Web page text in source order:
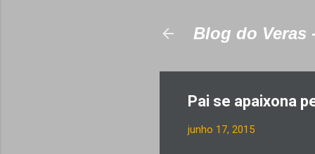
Blog do Veras
Pai se apaixona
junho 17, 2015